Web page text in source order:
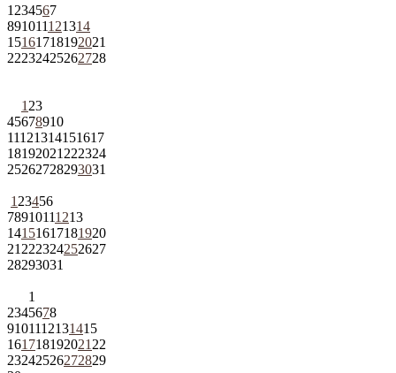
1 234567
891011121314
15161718192021
22232425262728
1 23
45678910
11121314151617
18192021 222324
25262728293031
1 23456
78910111213
14151617181920
21 222324252627
28293031
1
2345678
9101112131415
161718192021 22
23242526272829